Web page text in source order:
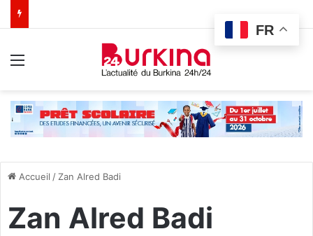
Accueil / Zan Alred Badi
Zan Alred Badi
FR